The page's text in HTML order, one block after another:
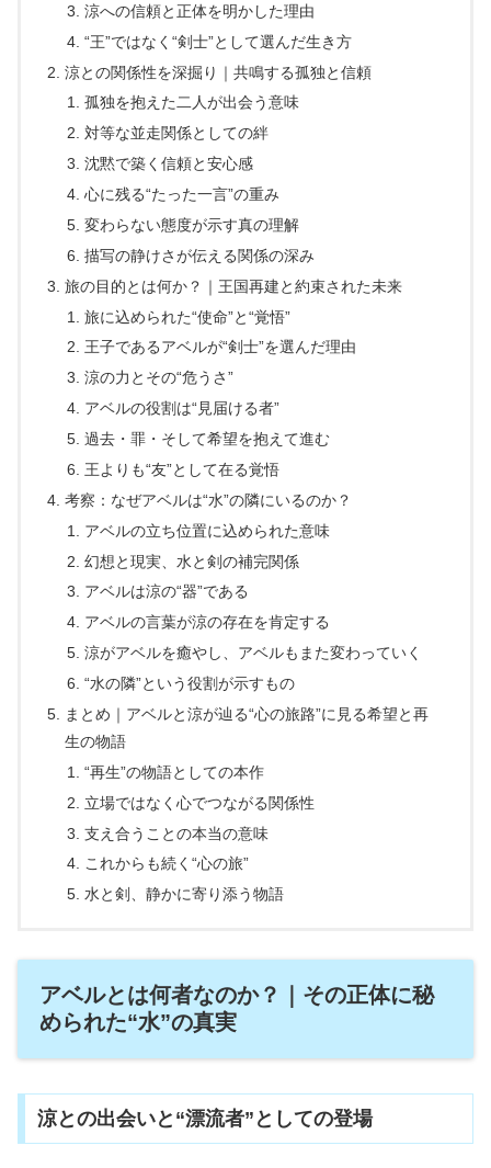
涼への信頼と正体を明かした理由
“王”ではなく“剣士”として選んだ生き方
涼との関係性を深掘り｜共鳴する孤独と信頼
孤独を抱えた二人が出会う意味
対等な並走関係としての絆
沈黙で築く信頼と安心感
心に残る“たった一言”の重み
変わらない態度が示す真の理解
描写の静けさが伝える関係の深み
旅の目的とは何か？｜王国再建と約束された未来
旅に込められた“使命”と“覚悟”
王子であるアベルが“剣士”を選んだ理由
涼の力とその“危うさ”
アベルの役割は“見届ける者”
過去・罪・そして希望を抱えて進む
王よりも“友”として在る覚悟
考察：なぜアベルは“水”の隣にいるのか？
アベルの立ち位置に込められた意味
幻想と現実、水と剣の補完関係
アベルは涼の“器”である
アベルの言葉が涼の存在を肯定する
涼がアベルを癒やし、アベルもまた変わっていく
“水の隣”という役割が示すもの
まとめ｜アベルと涼が辿る“心の旅路”に見る希望と再
生の物語
“再生”の物語としての本作
立場ではなく心でつながる関係性
支え合うことの本当の意味
これからも続く“心の旅”
水と剣、静かに寄り添う物語
アベルとは何者なのか？｜その正体に秘
められた“水”の真実
涼との出会いと“漂流者”としての登場